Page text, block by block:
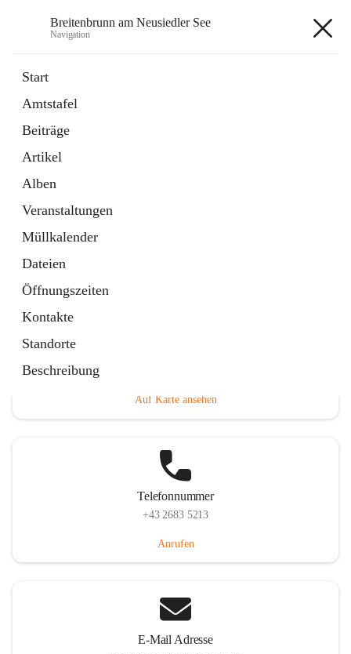
Breitenbrunn am Neusiedler See
Navigation
Start
Amtstafel
Beiträge
Artikel
Alben
Veranstaltungen
Müllkalender
Dateien
Öffnungszeiten
Kontakte
Standorte
Beschreibung
18 Schnellzugriffe
Gemeindeservice
Auf Karte ansehen
Telefonnummer
+43 2683 5213
Anrufen
E-Mail Adresse